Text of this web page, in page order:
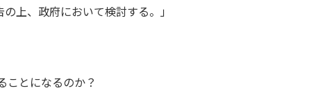
上、政府において検討する。」
ことになるのか？